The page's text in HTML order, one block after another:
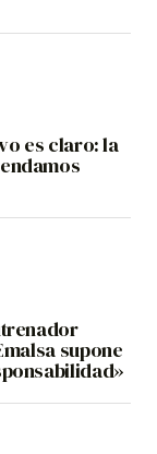
es claro: la
supone